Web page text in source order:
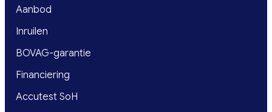
Aanbod
Inruilen
BOVAG-garantie
Financiering
Accutest SoH